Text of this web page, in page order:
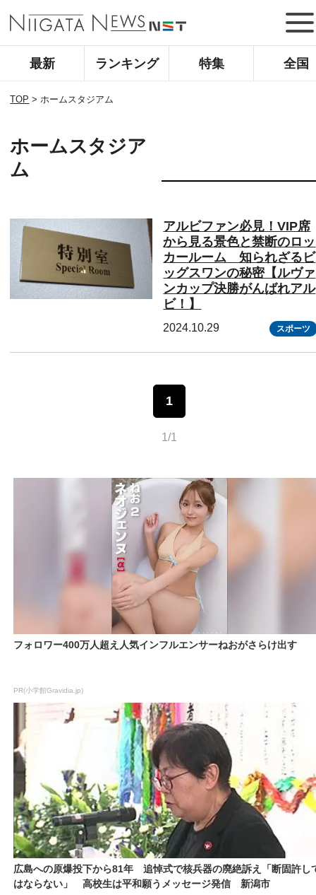
最新 ランキング 特集 全国
TOP >ホームスタジアム
ホームスタジア
ム
アルビファン必見！VIP席
から見る景色と禁断のロッ
カールーム 知られざるビ
ッグスワンの秘密【ルヴァ
ンカップ決勝がんばれアル
ビ！】
2024.10.29 スポーツ
1
1/1
フォロワー400万人超え人気インフルエンサーねおがさらけ出す
PR(小学館Gravidia.jp)
広島への原爆投下から81年 追悼式で核兵器の廃絶訴え「断固許し
はならない」 高校生は平和願うメッセージ発信 新潟市